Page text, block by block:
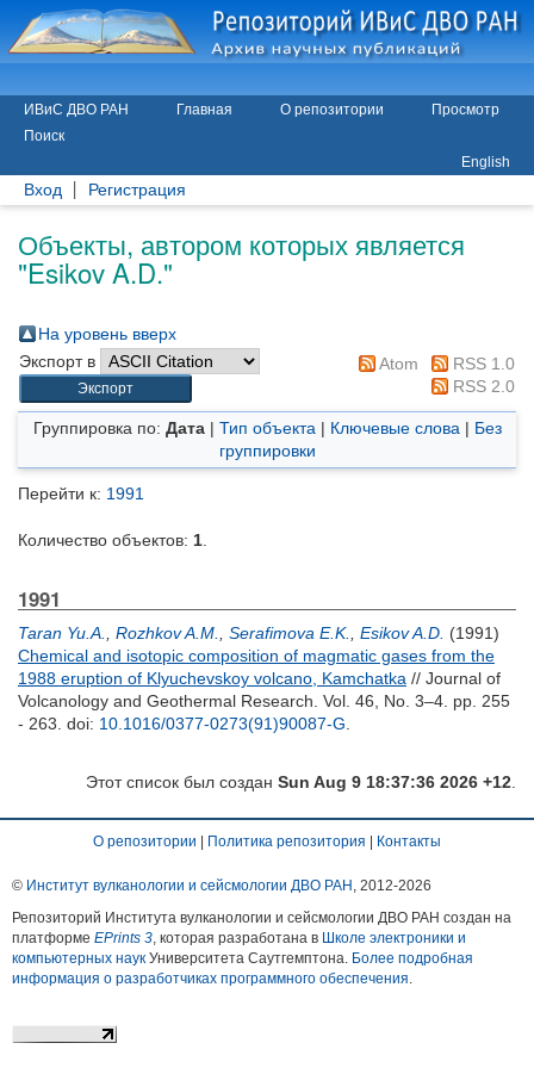
ИВиС ДВО РАН Главная О репозитории
Просмотр
Поиск
English
Вход Регистрация
Объекты, автором которых является
"Esikov A.D."
На уровень вверх
Экспорт в
Atom
RSS 1.0
RSS 2.0
Группировка по: Дата| Тип объекта | Ключевые слова | Без
группировки
Перейти к: 1991
Количество объектов: 1
1991
Taran Yu.A. Rozhkov A.M. Serafimova E.K. Esikov A.D. (1991)
Chemical and isotopic composition of magmatic gases from the
1988 eruption of Klyuchevskoy volcano, Kamchatka // Journal of
Volcanology and Geothermal Research. Vol. 46, No. 3–4. pp. 255
- 263. doi: 10.1016/0377-0273(91)90087-G
Этот список был создан Sun Aug 9 18:37:36 2026 +12
О репозитории Политика репозитория Контакты
© Институт вулканологии и сейсмологии ДВО РАН , 2012-2026
Репозиторий Института вулканологии и сейсмологии ДВО РАН создан на
платформе EPrints 3, которая разработана в Школе электроники и
компьютерных наук Университета Саутгемптона. Более подробная
информация о разработчиках программного обеспечения.